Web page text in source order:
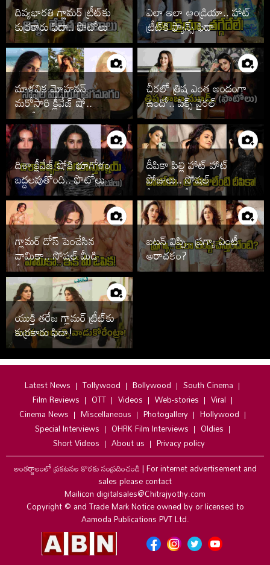
దివ్యభారతి గ్లామర్ ట్రీట్‌కు
కుర్రకారు ఫిదా.. ఫొటోలు
వైరల్
ఎలా ఇలా ఆండ్రియా.. హాట్
ట్రీట్‌కి ఫ్యాన్స్ ఫిదా
మాళవిక మోహనన్
మరోసారి క్లీవేజ్ షో..
ఫొటోలు చూశారా
చీరలో త్రిష ఎంత అందంగా
ఉందో.. పిక్స్ వైరల్
దిశా క్లీవేజ్ షోకి భూగోళం
బద్దలవుతోంది.. ఫొటోలు
వైరల్
దీపికా పిల్లి హాట్ హాట్
పోజులు.. సోషల్
మీడియాలో సెగలు
గ్లామర్ డోస్ పెంచేసిన
వామికా.. సోషల్ మీడియా
షేక్!
బటన్ విప్పి.. ప్రగ్యా ఏంటీ
అరాచకం?
యుక్తి తరేజ గ్లామర్ ట్రీట్‌కు
కుర్రకారు ఫిదా!
Latest News Tollywood Bollywood
South Cinema
Film Reviews
OTT Videos Web-stories
Viral
Cinema News
Miscellaneous Photogallery
Hollywood
Special Interviews
OHRK Film Interviews
Oldies
Short Videos
About us
Privacy policy
అంతర్జాలంలో ప్రకటనల కొరకు సంప్రదించండి|For internet advertisement and
sales please contact
Mailicon digitalsales@Chitrajyothy.com
Copyright © and Trade Mark Notice owned by or licensed to
Aamoda Publications PVT Ltd.